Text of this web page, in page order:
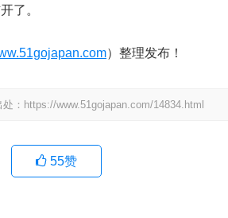
了。
）整理发布！
：https://www.51gojapan.com/14834.html
55赞